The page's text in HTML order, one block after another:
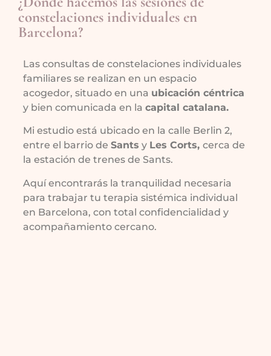
constelaciones individuales en
Barcelona?
Las consultas de constelaciones individuales
familiares se realizan en un espacio
acogedor, situado en una ubicación céntrica
y bien comunicada en la capital catalana.
Mi estudio está ubicado en la calle Berlin 2,
entre el barrio de Sants y Les Corts, cerca de
la estación de trenes de Sants.
Aquí encontrarás la tranquilidad necesaria
para trabajar tu terapia sistémica individual
en Barcelona, con total confidencialidad y
acompañamiento cercano.